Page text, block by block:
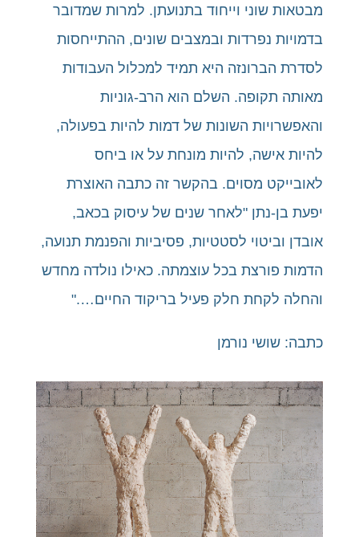
מבטאות שוני וייחוד בתנועתן. למרות שמדובר
בדמויות נפרדות ובמצבים שונים, ההתייחסות
לסדרת הברונזה היא תמיד למכלול העבודות
מאותה תקופה. השלם הוא הרב-גוניות
והאפשרויות השונות של דמות להיות בפעולה,
להיות אישה, להיות מונחת על או ביחס
לאובייקט מסוים. בהקשר זה כתבה האוצרת
יפעת בן-נתן "לאחר שנים של עיסוק בכאב,
אובדן וביטוי לסטטיות, פסיביות והפנמת תנועה,
הדמות פורצת בכל עוצמתה. כאילו נולדה מחדש
והחלה לקחת חלק פעיל בריקוד החיים…."
כתבה: שושי נורמן